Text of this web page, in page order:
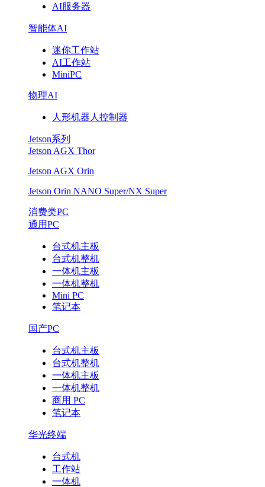
AI服务器
智能体AI
迷你工作站
AI工作站
MiniPC
物理AI
人形机器人控制器
Jetson系列
Jetson AGX Thor
Jetson AGX Orin
Jetson Orin NANO Super/NX Super
消费类PC
通用PC
台式机主板
台式机整机
一体机主板
一体机整机
Mini PC
笔记本
国产PC
台式机主板
台式机整机
一体机主板
一体机整机
商用 PC
笔记本
华光终端
台式机
工作站
一体机